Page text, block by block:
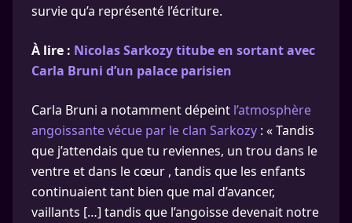
survie qu’a représenté l’écriture.
À lire : Nicolas Sarkozy titube en sortant avec
Carla Bruni d’un palace parisien
Carla Bruni a notamment dépeint l’atmosphère
angoissante vécue par le clan Sarkozy : « Tandis
que j’attendais que tu reviennes, un trou dans le
ventre et dans le cœur , tandis que les enfants
continuaient tant bien que mal d’avancer,
vaillants […] tandis que l’angoisse devenait notre